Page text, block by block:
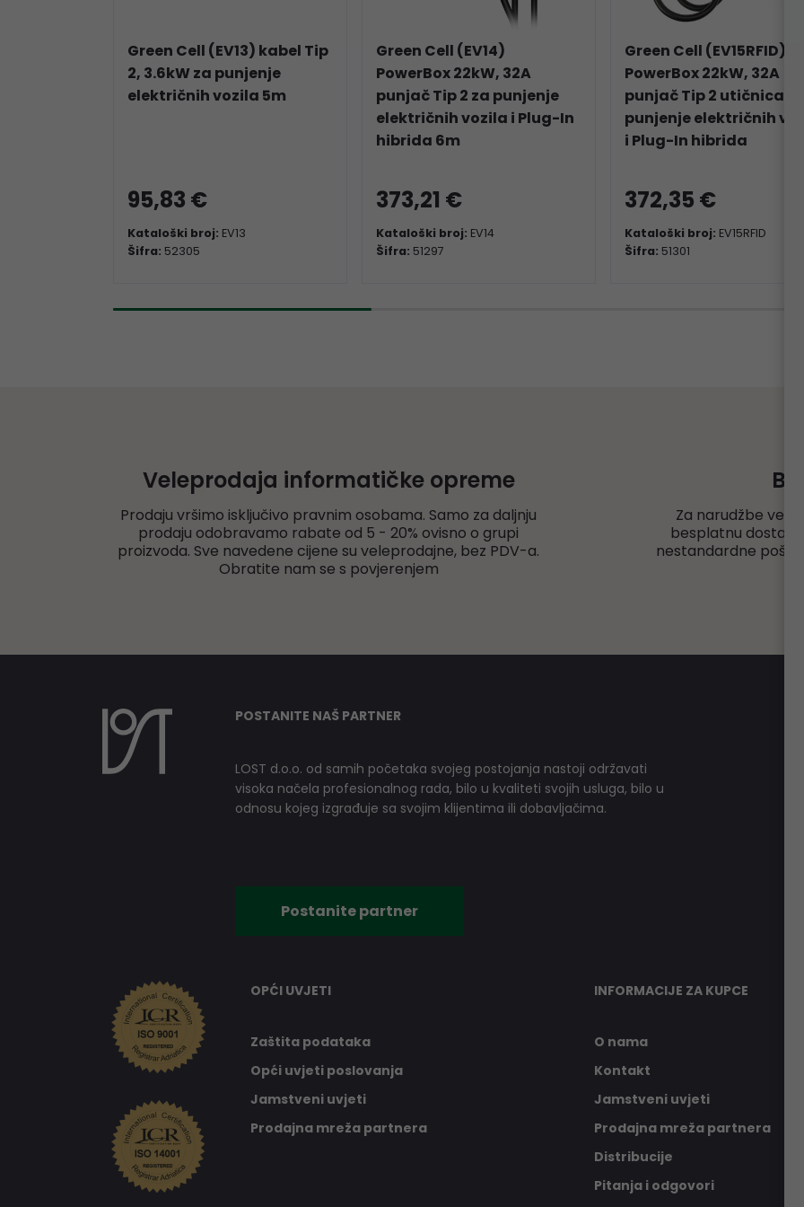
Green Cell (EV13) kabel Tip
2, 3.6kW za punjenje
električnih vozila 5m
95,83 €
Kataloški broj: EV13
Šifra: 52305
Green Cell (EV14)
PowerBox 22kW, 32A
punjač Tip 2 za punjenje
električnih vozila i Plug-In
hibrida 6m
373,21 €
Kataloški broj: EV14
Šifra: 51297
Green Cell (EV15RFID)
PowerBox 22kW, 32A
punjač Tip 2 utičnica za
punjenje električnih
i Plug-In hibrida
372,35 €
Kataloški broj: EV15RFID
Šifra: 51301
Veleprodaja informatičke opreme
Prodaju vršimo isključivo pravnim osobama. Samo za daljnju
prodaju odobravamo rabate od 5 - 20% ovisno o grupi
proizvoda. Sve navedene cijene su veleprodajne, bez PDV-a.
Obratite nam se s povjerenjem
Za narudžbe
besplatnu dostavu
nestandardne
POSTANITE NAŠ PARTNER
LOST d.o.o. od samih početaka svojeg postojanja nastoji održavati
visoka načela profesionalnog rada, bilo u kvaliteti svojih usluga, bilo u
odnosu kojeg izgrađuje sa svojim klijentima ili dobavljačima.
Postanite partner
OPĆI UVJETI
Zaštita podataka
Opći uvjeti poslovanja
Jamstveni uvjeti
Prodajna mreža partnera
INFORMACIJE ZA KUPCE
O nama
Kontakt
Jamstveni uvjeti
Prodajna mreža partnera
Distribucije
Pitanja i odgovori